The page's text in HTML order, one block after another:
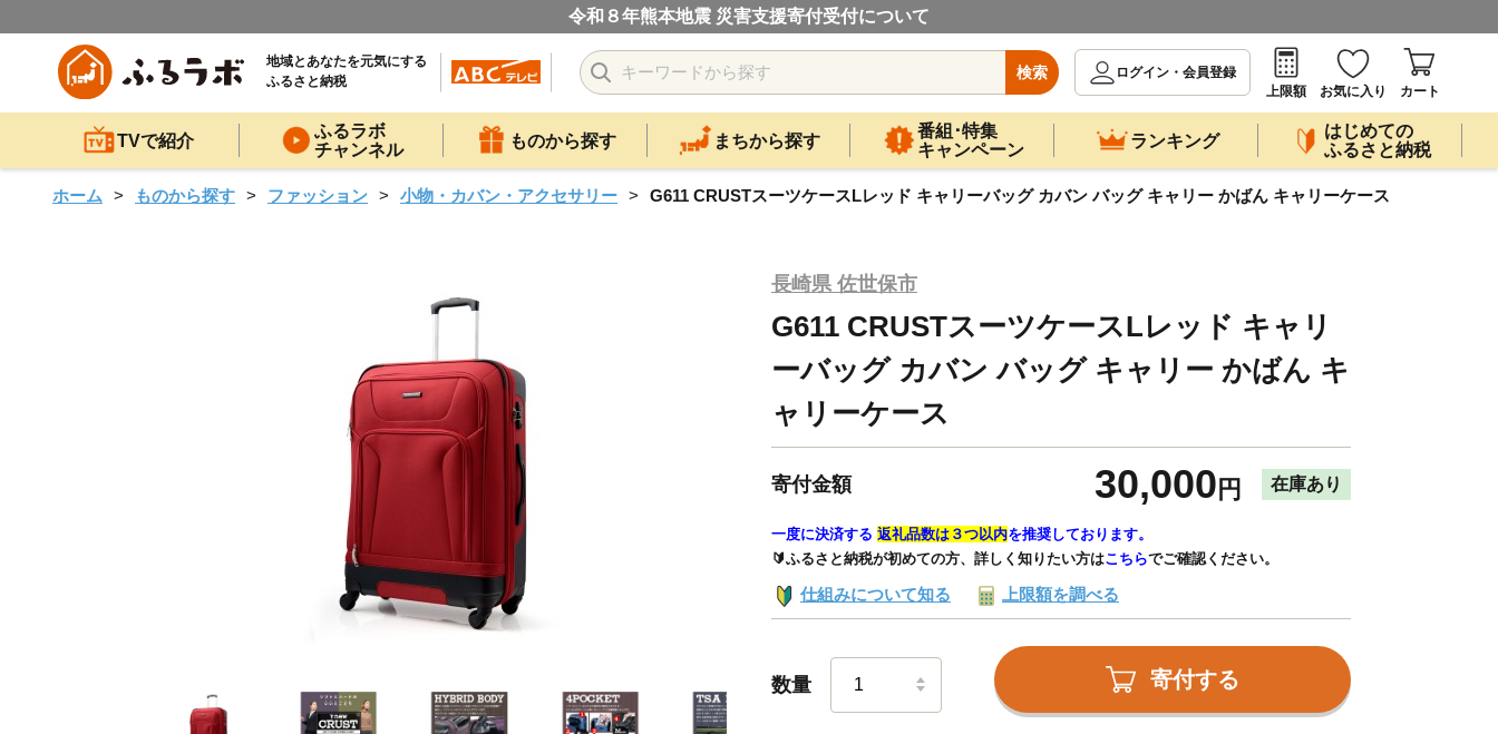
令和８年熊本地震 災害支援寄付受付について
地域とあなたを元気にする
ふるさと納税
検索
ログイン・会員登録
上限額
お気に入り カート
TVで紹介
ふるラボ
チャンネル
ものから探す まちから探す
番組･特集
キャンペーン
ランキング
はじめての
ふるさと納税
ホーム ものから探す ファッション 小物・カバン・アクセサリー G611 CRUSTスーツケースLレッド キャリーバッグ カバン バッグ キャリー かばん キャリーケース
長崎県 佐世保市
G611 CRUSTスーツケースLレッド キャリ
ーバッグ カバン バッグ キャリー かばん キ
ャリーケース
寄付金額 30,000 円 在庫あり
一度に決済する 返礼品数は３つ以内を推奨しております。
🔰ふるさと納税が初めての方、詳しく知りたい方はこちらでご確認ください。
仕組みについて知る 上限額を調べる
数量 寄付する